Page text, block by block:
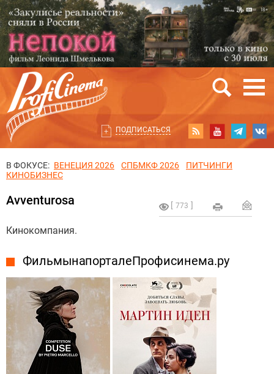
ПОДПИСАТЬСЯ
В ФОКУСЕ: ВЕНЕЦИЯ 2026 СПБМКФ 2026
ПИТЧИНГИ
КИНОБИЗНЕС
773
Avventurosa
Кинокомпания.
Фильмы на портале Профисинема.ру